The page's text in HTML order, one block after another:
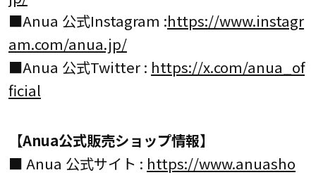
■Anua 公式Instagram :https://www.instagr
am.com/anua.jp/
■Anua 公式Twitter : https://x.com/anua_of
ficial
【Anua公式販売ショップ情報】
■ Anua 公式サイト : https://www.anuasho